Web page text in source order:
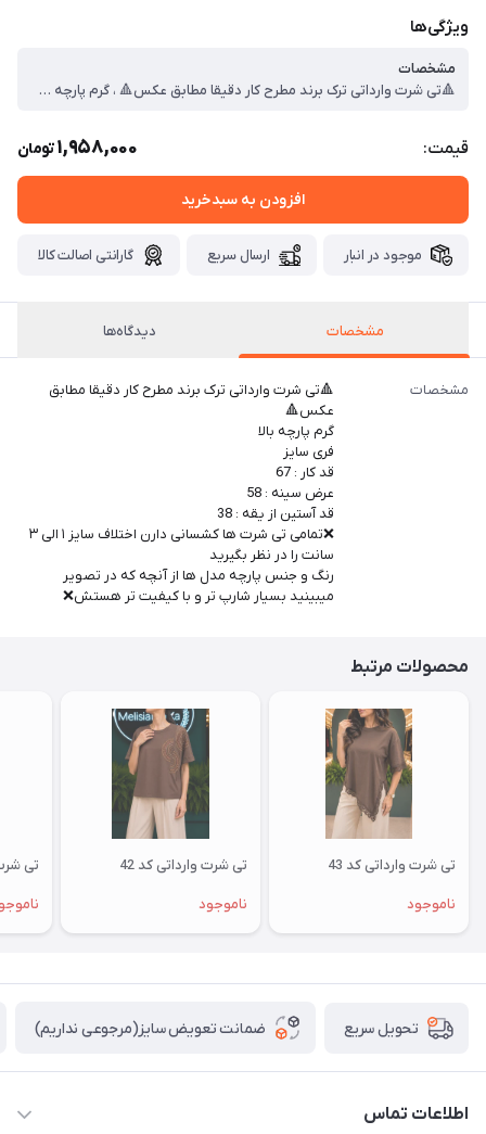
ویژگی‌ها
مشخصات
🔺تی شرت وارداتی ترک برند مطرح کار دقیقا مطابق عکس🔺 ، گرم پارچه بالا ، فری سایز ، قد کار : 67 ، عرض سینه : 58 ، قد آستین از یقه : 38 ، ❌تمامی تی شرت ها کشسانی دارن اختلاف سایز ۱ الی ۳ سانت را در نظر بگیرید ، رنگ و جنس پارچه مدل ها از آنچه که در تصویر میبینید بسیار شارپ تر و با کیفیت تر هستش❌
قیمت: 1,958,000تومان
افزودن به سبدخرید
موجود در انبار ارسال سریع گارانتی اصالت کالا
مشخصات دیدگاه‌ها
مشخصات
🔺تی شرت وارداتی ترک برند مطرح کار دقیقا مطابق
عکس🔺
گرم پارچه بالا
فری سایز
قد کار : 67
عرض سینه : 58
قد آستین از یقه : 38
❌تمامی تی شرت ها کشسانی دارن اختلاف سایز ۱ الی ۳
سانت را در نظر بگیرید
رنگ و جنس پارچه مدل ها از آنچه که در تصویر
میبینید بسیار شارپ تر و با کیفیت تر هستش❌
محصولات مرتبط
تی شرت وارداتی کد 43
ناموجود
تی شرت وارداتی کد 42
ناموجود
تی شرت
تحویل سریع ضمانت تعویض سایز(مرجوعی نداریم)
اطلاعات تماس